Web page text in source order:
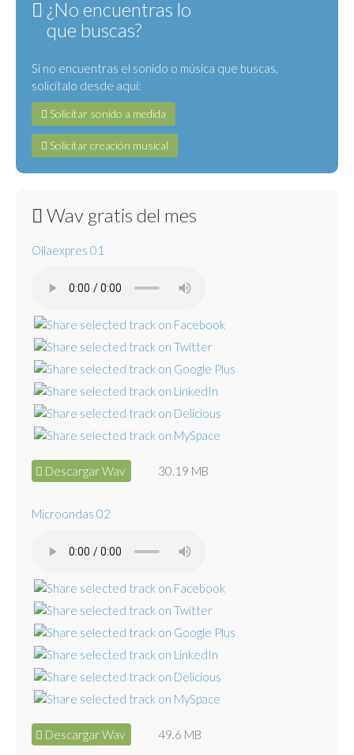
¿No encuentras lo
que buscas?
Si no encuentras el sonido o música que buscas,
solicítalo desde aquí:
Solicitar sonido a medida
Solicitar creación musical
Wav gratis del mes
Ollaexpres 01
Descargar Wav 30.19 MB
Microondas 02
Descargar Wav 49.6 MB